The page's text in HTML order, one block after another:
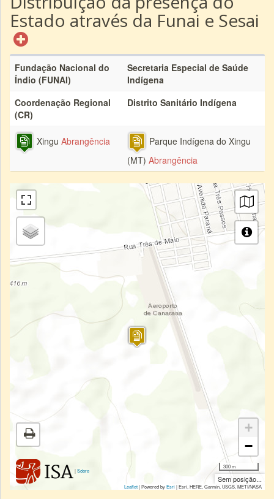
Estado através da Funai e Sesai
Fundação Nacional do
Índio (FUNAI)
Secretaria Especial de Saúde
Indígena
Coordenação Regional
(CR)
Distrito Sanitário Indígena
Xingu Abrangência
Parque Indígena do Xingu
(MT) Abrangência
|Sobre
+
−
300 m
Sem posição...
Leaflet| Powered byEsri|Esri, HERE, Garmin, USGS, METI/NASA